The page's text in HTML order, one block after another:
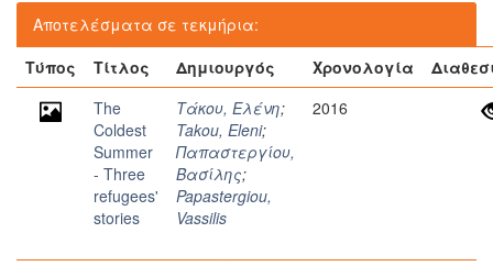
Αποτελέσματα σε τεκμήρια:
Τύπος
Τίτλος Δημιουργός Χρονολογία
The
Coldest
Summer
- Three
refugees'
stories
Τάκου, Ελένη;
Takou, Eleni;
Παπαστεργίου,
Βασίλης;
Papastergiou,
Vassilis
2016